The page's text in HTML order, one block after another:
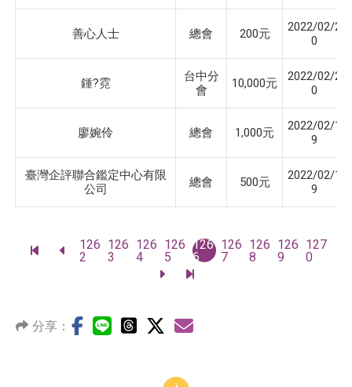
善心人士 總會 200元
2022/02/2
0
鍾?霓
台中分
會
10,000元
2022/02/2
0
廖婉伶 總會 1,000元
2022/02/1
9
臺灣企評聯合鑑定中心有限
公司
總會 500元
2022/02/1
9
頁
126
2
126
3
126
4
126
5
126
6
126
7
126
8
126
9
127
0
一
頁
分享：